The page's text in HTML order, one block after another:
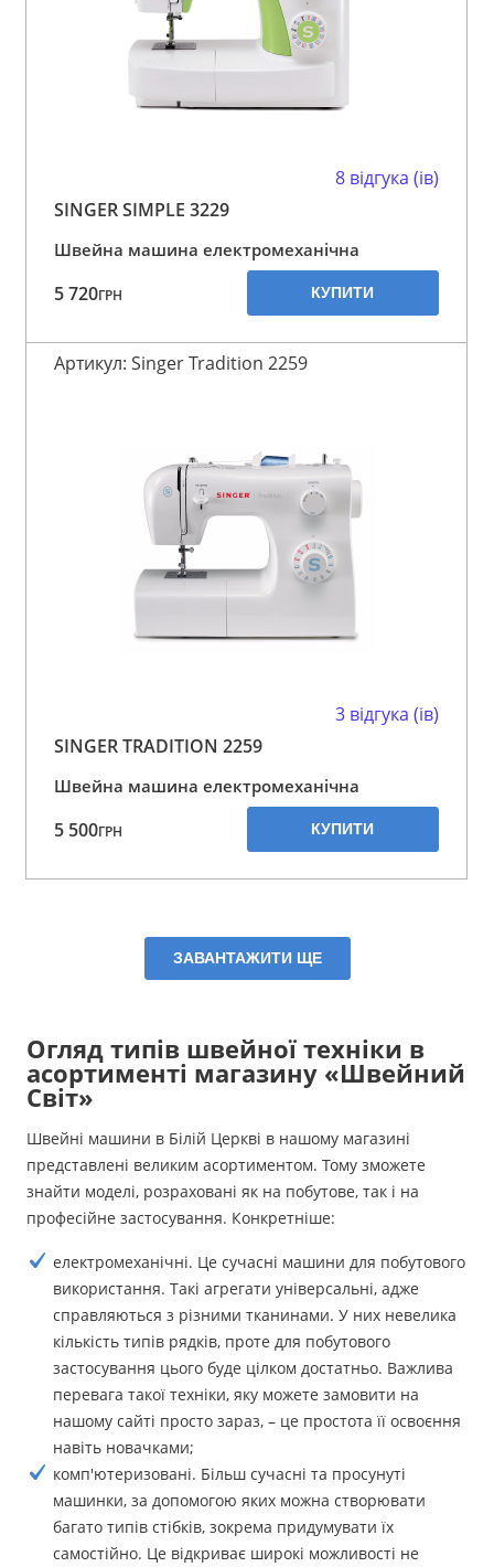
8 відгука (ів)
SINGER SIMPLE 3229
Швейна машина електромеханічна
5 720ГРН КУПИТИ
Артикул: Singer Tradition 2259
3 відгука (ів)
SINGER TRADITION 2259
Швейна машина електромеханічна
5 500ГРН КУПИТИ
ЗАВАНТАЖИТИ ЩЕ
Огляд типів швейної техніки в
асортименті магазину «Швейний
Світ»
Швейні машини в Білій Церкві в нашому магазині
представлені великим асортиментом. Тому зможете
знайти моделі, розраховані як на побутове, так і на
професійне застосування. Конкретніше:
електромеханічні. Це сучасні машини для побутового
використання. Такі агрегати універсальні, адже
справляються з різними тканинами. У них невелика
кількість типів рядків, проте для побутового
застосування цього буде цілком достатньо. Важлива
перевага такої техніки, яку можете замовити на
нашому сайті просто зараз, – це простота її освоєння
навіть новачками;
комп'ютеризовані. Більш сучасні та просунуті
машинки, за допомогою яких можна створювати
багато типів стібків, зокрема придумувати їх
самостійно. Це відкриває широкі можливості не